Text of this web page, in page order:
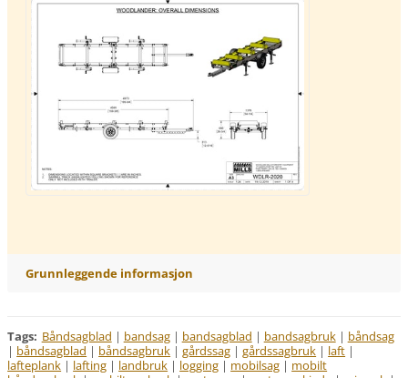
Grunnleggende informasjon
Tags: Båndsagblad | bandsag | bandsagblad | bandsagbruk | båndsag
| båndsagblad | båndsagbruk | gårdssag | gårdssagbruk | laft |
lafteplank | lafting | landbruk | logging | mobilsag | mobilt